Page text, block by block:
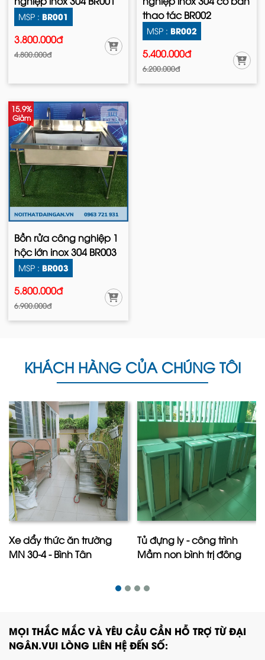
MSP : BR001
3.800.000đ
4.800.000đ
thao tác BR002
MSP : BR002
5.400.000đ
6.200.000đ
15.9%
Giảm
Bồn rửa công nghiệp 1
hộc lớn inox 304 BR003
MSP : BR003
5.800.000đ
6.900.000đ
KHÁCH HÀNG CỦA CHÚNG TÔI
Xe dẩy thức ăn trường
MN 30-4 - Bình Tân
Tủ đựng ly - công trình
Mầm non bình trị đông
MỌI THẮC MẮC VÀ YÊU CẦU CẦN HỖ TRỢ TỪ ĐẠI
NGÂN.VUI LÒNG LIÊN HỆ ĐẾN SỐ: